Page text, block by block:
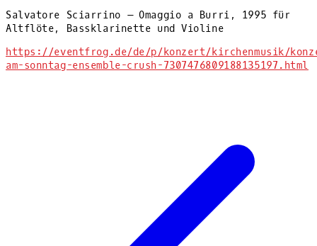
Salvatore Sciarrino – Omaggio a Burri, 1995 für
Altflöte, Bassklarinette und Violine
https://eventfrog.de/de/p/konzert/kirchenmusik/
am-sonntag-ensemble-crush-7307476809188135197.html